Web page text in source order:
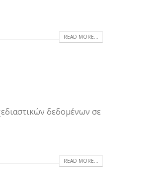
READ MORE...
δεδομένων σε
READ MORE...